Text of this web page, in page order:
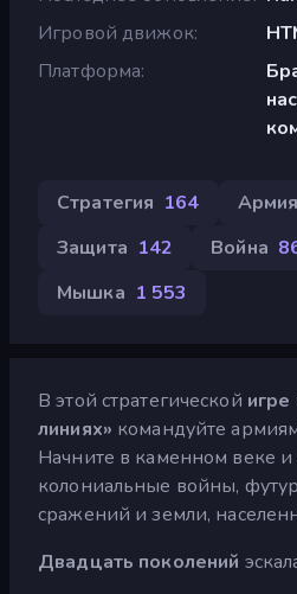
Игровой движок
Платформа
Стратегия 164 Армия
Защита 142 Война
Мышка 1 553
В этой стратегической
линиях» командуйте
Начните в каменном веке и
колониальные войны,
сражений и земли,
Двадцать поколений